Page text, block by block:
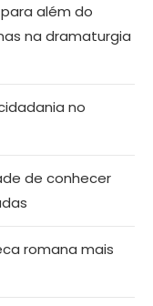
além do
na dramaturgia
no
de conhecer
romana mais